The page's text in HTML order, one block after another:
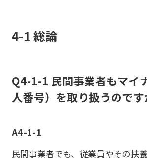
4-1 総論
Q4-1-1 民間事業者もマイ
人番号）を取り扱うのです
A4-1-1
民間事業者でも、従業員やその扶